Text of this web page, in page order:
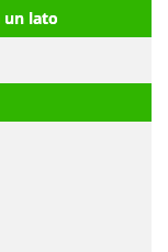
un lato